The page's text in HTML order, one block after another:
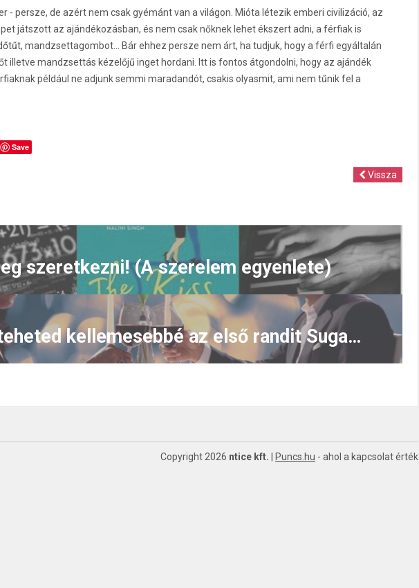
- persze, de azért nem csak gyémánt van a világon. Mióta létezik emberi civilizáció, az
játszott az ajándékozásban, és nem csak nőknek lehet ékszert adni, a férfiak is
mandzsettagombot... Bár ehhez persze nem árt, ha tudjuk, hogy a férfi egyáltalán
illetve mandzsettás kézelőjű inget hordani. Itt is fontos átgondolni, hogy az ajándék
például ne adjunk semmi maradandót, csakis olyasmit, ami nem tűnik fel a
Save
Vissza
szeretkezni! (A szerelem egyenlete)
Hogyan teheted kellemesebbé az első randit Sugar Daddyként?
Copyright 2026 ntice kft. Puncs.hu - ahol a kapcsolat érték